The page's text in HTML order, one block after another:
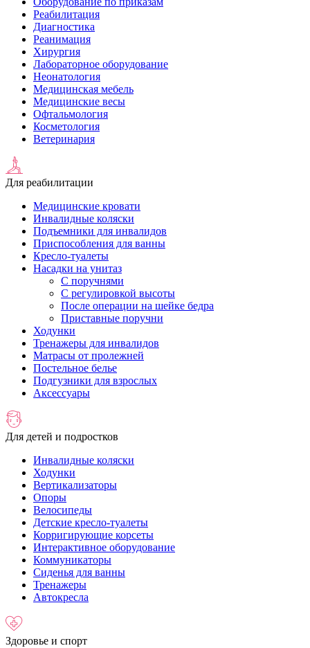
Реабилитация
Диагностика
Реанимация
Хирургия
Лабораторное оборудование
Неонатология
Медицинская мебель
Медицинские весы
Офтальмология
Косметология
Ветеринария
Для реабилитации
Медицинские кровати
Инвалидные коляски
Подъемники для инвалидов
Приспособления для ванны
Кресло-туалеты
Насадки на унитаз
С поручнями
С регулировкой высоты
После операции на шейке бедра
Приставные поручни
Ходунки
Тренажеры для инвалидов
Матрасы от пролежней
Постельное белье
Подгузники для взрослых
Аксессуары
Для детей и подростков
Инвалидные коляски
Ходунки
Вертикализаторы
Опоры
Велосипеды
Детские кресло-туалеты
Корригирующие корсеты
Интерактивное оборудование
Коммуникаторы
Сиденья для ванны
Тренажеры
Автокресла
Здоровье и спорт